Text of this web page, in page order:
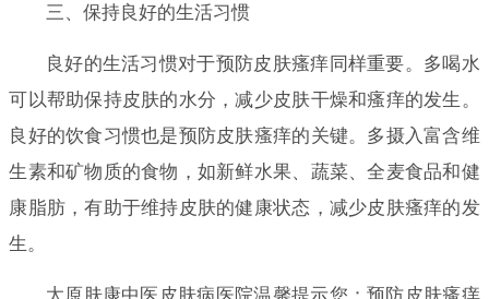
三、保持良好的生活习惯
良好的生活习惯对于预防皮肤瘙痒同样重要。多喝水
可以帮助保持皮肤的水分，减少皮肤干燥和瘙痒的发生。
良好的饮食习惯也是预防皮肤瘙痒的关键。多摄入富含维
生素和矿物质的食物，如新鲜水果、蔬菜、全麦食品和健
康脂肪，有助于维持皮肤的健康状态，减少皮肤瘙痒的发
生。